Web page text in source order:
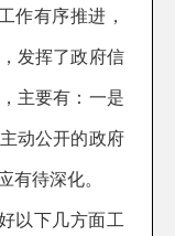
作有序推进，
发挥了政府信
主要有：一是
动公开的政府
有待深化。
以下几方面工